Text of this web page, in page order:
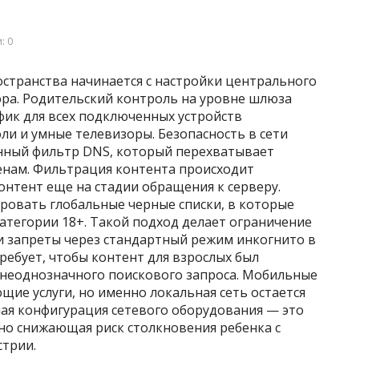
0
начинается с настройки центрального
Родительский контроль на уровне шлюза
для всех подключенных устройств
и умные телевизоры. Безопасность в сети
фильтр DNS, который перехватывает
Фильтрация контента происходит
еще на стадии обращения к серверу.
глобальные черные списки, в которые
18+. Такой подход делает ограничение
запреты через стандартный режим инкогнито в
чтобы контент для взрослых был
поискового запроса. Мобильные
услуги, но именно локальная сеть остается
конфигурация сетевого оборудования — это
снижающая риск столкновения ребенка с